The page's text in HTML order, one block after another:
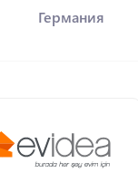
Германия